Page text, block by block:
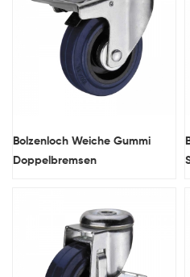
Bolzenloch Weiche Gummi
Doppelbremsen